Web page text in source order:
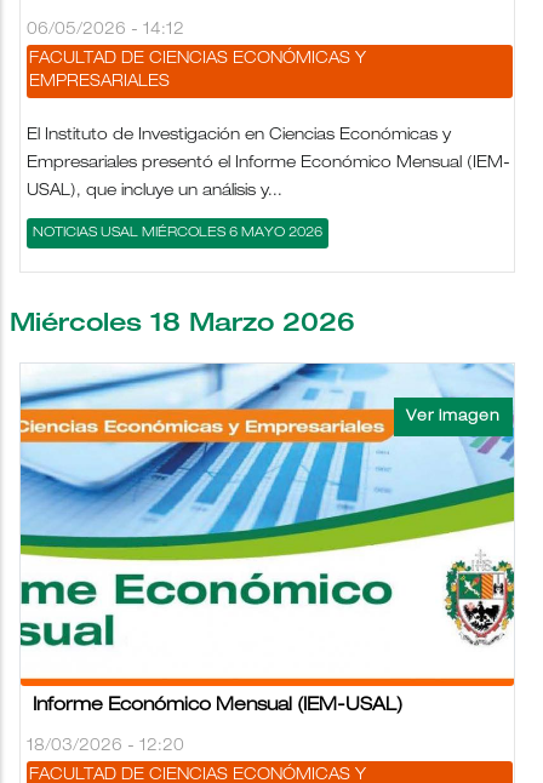
06/05/2026 - 14:12
FACULTAD DE CIENCIAS ECONÓMICAS Y
EMPRESARIALES
El Instituto de Investigación en Ciencias Económicas y
Empresariales presentó el Informe Económico Mensual (IEM-
USAL), que incluye un análisis y...
NOTICIAS USAL MIÉRCOLES 6 MAYO 2026
Miércoles 18 Marzo 2026
Informe Económico Mensual (IEM-USAL)
18/03/2026 - 12:20
FACULTAD DE CIENCIAS ECONÓMICAS Y